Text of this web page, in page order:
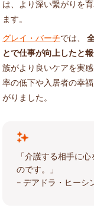
は、より深い繋がりを
ます。
グレイ・バーチでは、
とで仕事が向上したと
族がより良いケアを実
率の低下や入居者の幸
がりました。
「介護する相手に
のです。」
– デアドラ・ヒーシ